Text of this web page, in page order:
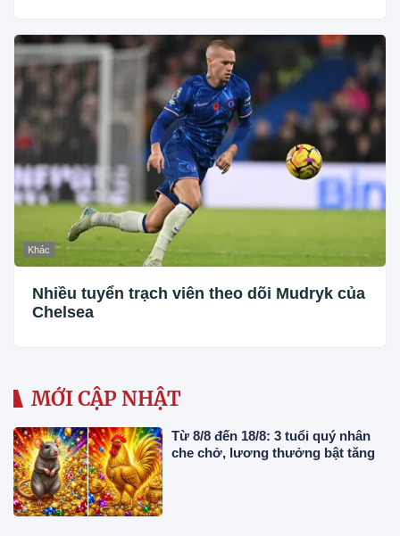
Khác
Nhiều tuyển trạch viên theo dõi Mudryk của
Chelsea
MỚI CẬP NHẬT
Từ 8/8 đến 18/8: 3 tuổi quý nhân
che chở, lương thưởng bật tăng